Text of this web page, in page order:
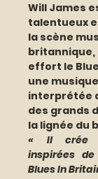
Will James
talentueux
la scène
britannique,
effort le
une
interprétée
des grands
la lignée du
« Il crée
inspirées
Blues In